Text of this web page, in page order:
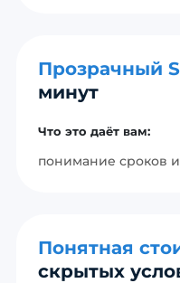
Прозрачный
минут
Что это даёт вам:
понимание сроков
Понятная
скрытых